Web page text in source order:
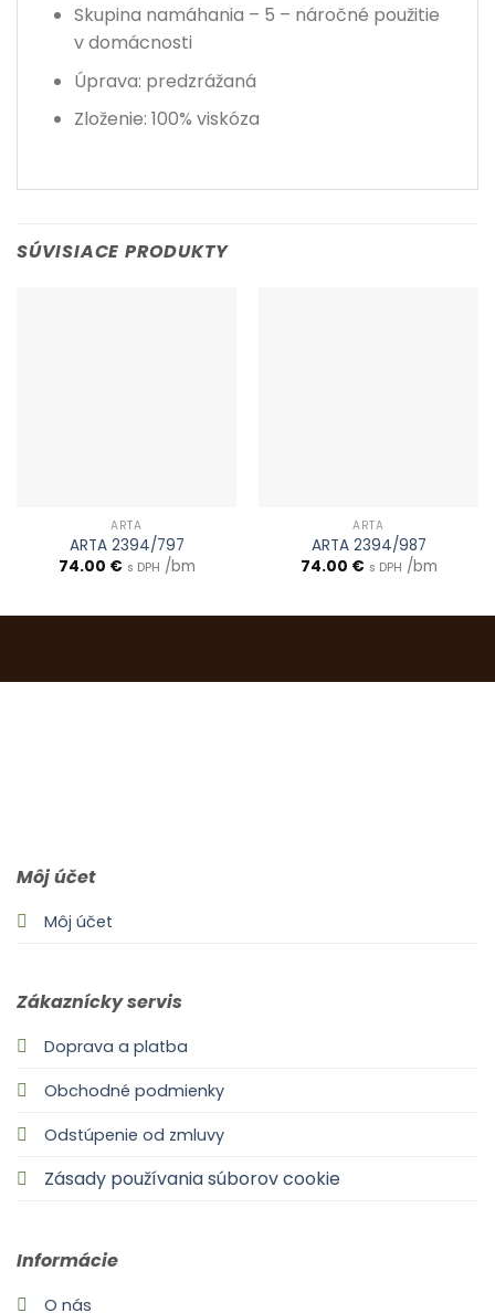
Skupina namáhania – 5 – náročné použitie
v domácnosti
Úprava: predzrážaná
Zloženie: 100% viskóza
SÚVISIACE PRODUKTY
ARTA
ARTA 2394/797
74.00 € s DPH /bm
ARTA
ARTA 2394/987
74.00 € s DPH /bm
Môj účet
Môj účet
Zákaznícky servis
Doprava a platba
Obchodné podmienky
Odstúpenie od zmluvy
Zásady používania súborov cookie
Informácie
O nás